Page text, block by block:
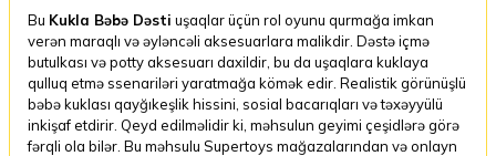
Bu Kukla Bəbə Dəsti uşaqlar üçün rol oyunu qurmağa imkan
verən maraqlı və əyləncəli aksesuarlara malikdir. Dəstə içmə
butulkası və potty aksesuarı daxildir, bu da uşaqlara kuklaya
qulluq etmə ssenariləri yaratmağa kömək edir. Realistik görünüşlü
bəbə kuklası qayğıkeşlik hissini, sosial bacarıqları və təxəyyülü
inkişaf etdirir. Qeyd edilməlidir ki, məhsulun geyimi çeşidlərə görə
fərqli ola bilər. Bu məhsulu Supertoys mağazalarından və onlayn